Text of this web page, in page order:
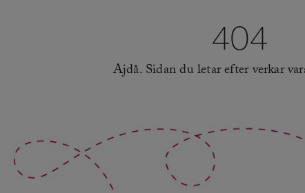
404
Ajdå. Sidan du letar efter verkar